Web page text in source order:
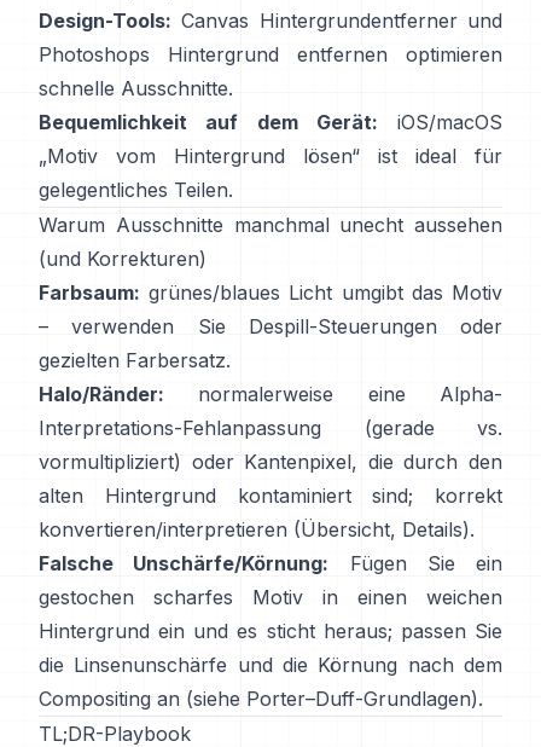
Design-Tools: Canvas Hintergrundentfernerund
Photoshops
Hintergrund entfernen
optimieren
schnelle Ausschnitte.
Bequemlichkeit auf dem Gerät: iOS/macOS
„Motiv vom Hintergrund lösen“ ist ideal für
gelegentliches Teilen.
Warum Ausschnitte manchmal unecht aussehen
(und Korrekturen)
Farbsaum: grünes/blaues Licht umgibt das Motiv
– verwenden Sie
Despill-Steuerungen oder
gezielten Farbersatz.
Halo/Ränder: normalerweise eine Alpha-
Interpretations-Fehlanpassung (gerade vs.
vormultipliziert) oder Kantenpixel, die durch den
alten Hintergrund kontaminiert sind; korrekt
konvertieren/interpretieren (Übersicht, Details).
Falsche Unschärfe/Körnung: Fügen Sie ein
gestochen scharfes Motiv in einen weichen
Hintergrund ein und es sticht heraus; passen Sie
die Linsenunschärfe und die Körnung nach dem
Compositing an (siehe Porter–Duff-Grundlagen).
TL;DR-Playbook